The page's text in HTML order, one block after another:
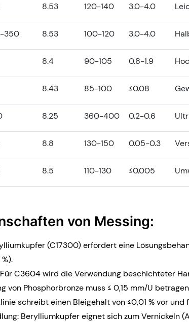
8.53 120-140 3.0-4.0
350 8.53 100-120 3.0-4.0
8.4 90-105 0.8-1.9
8.43 85-100 ≤0.08
8.25 360-400 0.2-0.6
8.8 130-150 0.05-0.3
8.5 110-130 ≤0.005
von Messing:
(C17300) erfordert eine
C3604 wird die Verwendung beschichteter
Phosphorbronze muss ≤ 0,15 mm/U
schreibt einen Bleigehalt von ≤0,01 % vor
Berylliumkupfer eignet sich zum Vernickeln